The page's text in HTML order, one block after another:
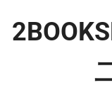
content